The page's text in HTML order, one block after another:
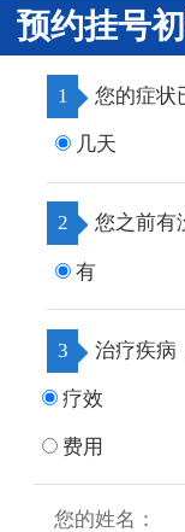
院：兰...
预约挂号
1 您的症状
几天
2 您之前有
有
3 治疗疾病
疗效
费用
您的姓名：